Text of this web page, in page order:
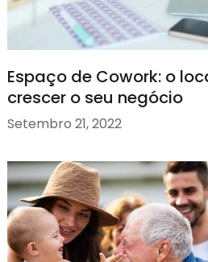
Espaço de Cowork: o
crescer o seu negócio
Setembro 21, 2022